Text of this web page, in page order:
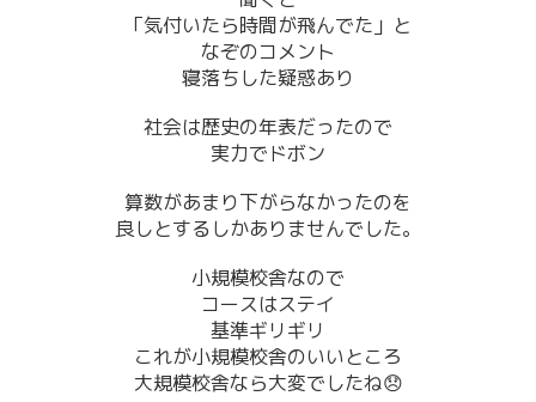
「気付いたら時間が飛んでた」と
なぞのコメント
寝落ちした疑惑あり
社会は歴史の年表だったので
実力でドボン
算数があまり下がらなかったのを
良しとするしかありませんでした。
小規模校舎なので
コースはステイ
基準ギリギリ
これが小規模校舎のいいところ
大規模校舎なら大変でしたね😞